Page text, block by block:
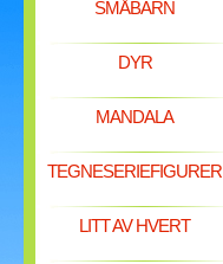
SMÅBARN
DYR
MANDALA
TEGNESERIEFIGURER
LITT AV HVERT